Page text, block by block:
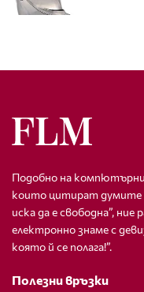
Подобно на
които цитират думите
иска да е свободна”,
електронно знаме с
която й се полага!”.
Полезни връзки